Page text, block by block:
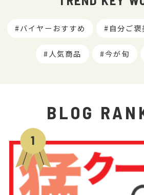
バイヤーおすすめ 自分ご褒
人気商品 今が旬
BLOG